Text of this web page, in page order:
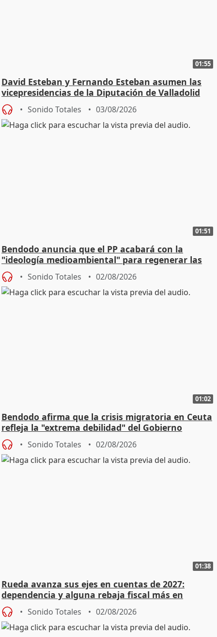
01:55
David Esteban y Fernando Esteban asumen las
vicepresidencias de la Diputación de Valladolid
Sonido Totales 03/08/2026
01:51
Bendodo anuncia que el PP acabará con la
"ideología medioambiental" para regenerar las
playas
Sonido Totales 02/08/2026
01:02
Bendodo afirma que la crisis migratoria en Ceuta
refleja la "extrema debilidad" del Gobierno
Sonido Totales 02/08/2026
01:38
Rueda avanza sus ejes en cuentas de 2027:
dependencia y alguna rebaja fiscal más en
vivienda
Sonido Totales 02/08/2026